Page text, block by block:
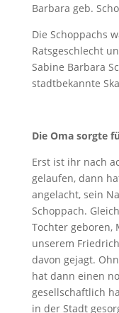
Barbara geb.
Die Schoppachs
Ratsgeschlecht
Sabine Barbara
stadtbekannte
Die Oma sorgte
Erst ist ihr nach
gelaufen, dann
angelacht, sein
Schoppach.
Tochter geboren,
unserem
davon gejagt.
hat dann einen
gesellschaftlich
in der Stadt